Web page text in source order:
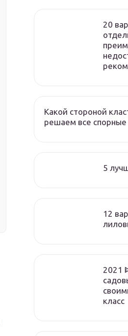
20
Какой стороной
решаем все спорные
5
12
2021
класс